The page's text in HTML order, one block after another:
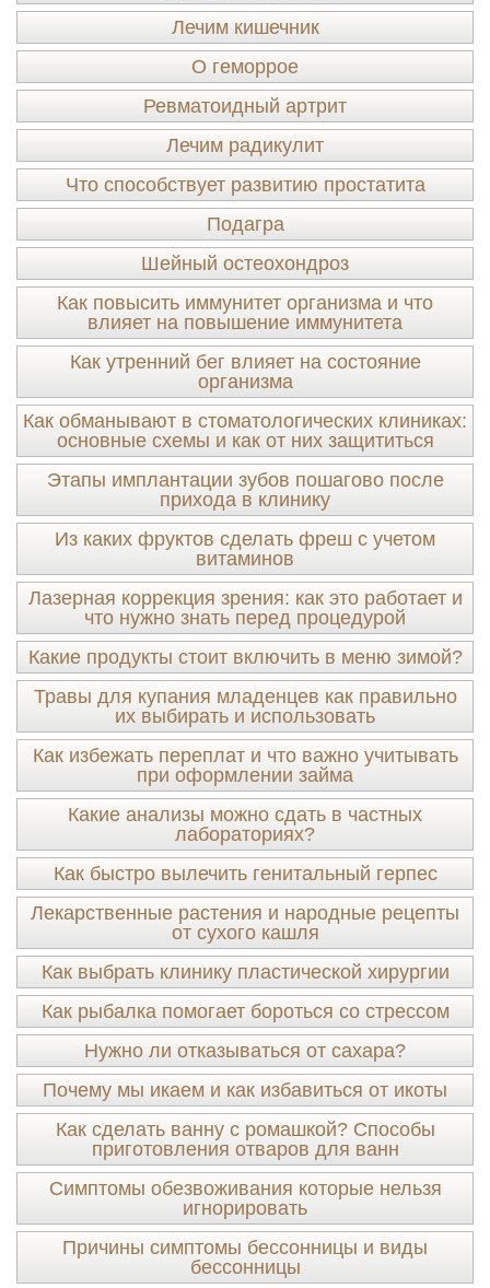
Лечим кишечник
О геморрое
Ревматоидный артрит
Лечим радикулит
Что способствует развитию простатита
Подагра
Шейный остеохондроз
Как повысить иммунитет организма и что
влияет на повышение иммунитета
Как утренний бег влияет на состояние
организма
Как обманывают в стоматологических клиниках:
основные схемы и как от них защититься
Этапы имплантации зубов пошагово после
прихода в клинику
Из каких фруктов сделать фреш с учетом
витаминов
Лазерная коррекция зрения: как это работает и
что нужно знать перед процедурой
Какие продукты стоит включить в меню зимой?
Травы для купания младенцев как правильно
их выбирать и использовать
Как избежать переплат и что важно учитывать
при оформлении займа
Какие анализы можно сдать в частных
лабораториях?
Как быстро вылечить генитальный герпес
Лекарственные растения и народные рецепты
от сухого кашля
Как выбрать клинику пластической хирургии
Как рыбалка помогает бороться со стрессом
Нужно ли отказываться от сахара?
Почему мы икаем и как избавиться от икоты
Как сделать ванну с ромашкой? Способы
приготовления отваров для ванн
Симптомы обезвоживания которые нельзя
игнорировать
Причины симптомы бессонницы и виды
бессонницы